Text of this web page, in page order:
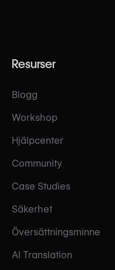
Resurser
Blogg
Workshop
Hjälpcenter
Community
Case Studies
Säkerhet
Översättningsminne
AI Translation